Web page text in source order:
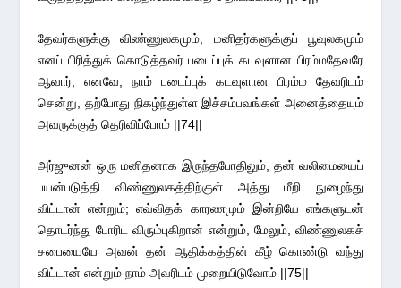
தேவர்களுக்கு விண்ணுலகமும், மனிதர்களுக்குப் பூவுலகமும்
எனப் பிரித்துக் கொடுத்தவர் படைப்புக் கடவுளான பிரம்மதேவரே
ஆவார்; எனவே, நாம் படைப்புக் கடவுளான பிரம்ம தேவரிடம்
சென்று, தற்போது நிகழ்ந்துள்ள இச்சம்பவங்கள் அனைத்தையும்
அவருக்குத் தெரிவிப்போம் ||74||
அர்ஜுனன் ஒரு மனிதனாக இருந்தபோதிலும், தன் வலிமையைப்
பயன்படுத்தி விண்ணுலகத்திற்குள் அத்து மீறி நுழைந்து
விட்டான் என்றும்; எவ்விதக் காரணமும் இன்றியே எங்களுடன்
தொடர்ந்து போரிட விரும்புகிறான் என்றும், மேலும், விண்ணுலகச்
சபையையே அவன் தன் ஆதிக்கத்தின் கீழ் கொண்டு வந்து
விட்டான் என்றும் நாம் அவரிடம் முறையிடுவோம் ||75||